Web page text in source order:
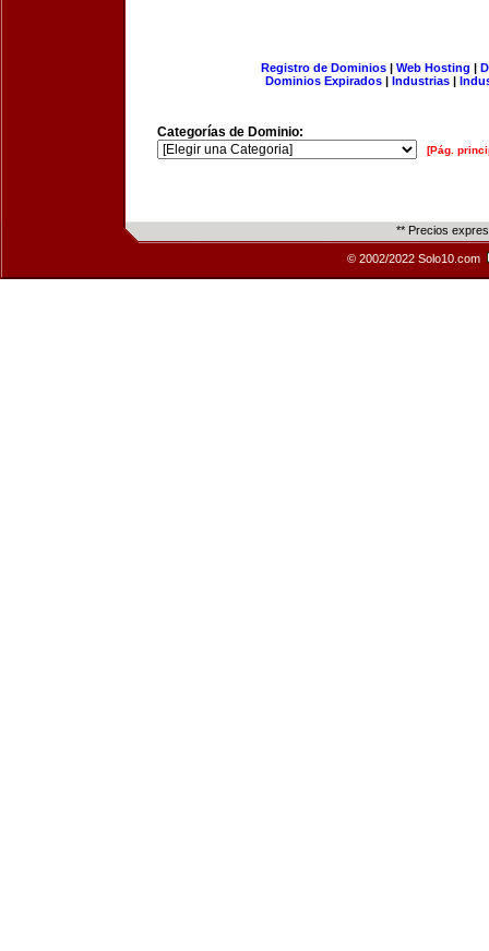
Registro de Dominios| Web Hosting |
Dominios Expirados | Industrias |
Categorías de Dominio:
[Pág.
** Precios
© 2002/2022 Solo10.com